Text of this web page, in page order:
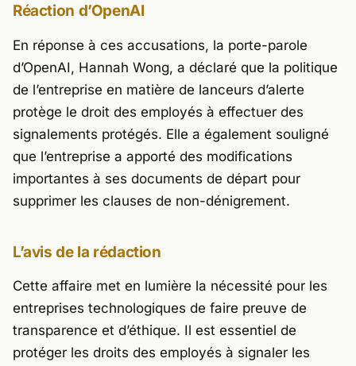
Réaction d’OpenAI
En réponse à ces accusations, la porte-parole
d’OpenAI, Hannah Wong, a déclaré que la politique
de l’entreprise en matière de lanceurs d’alerte
protège le droit des employés à effectuer des
signalements protégés. Elle a également souligné
que l’entreprise a apporté des modifications
importantes à ses documents de départ pour
supprimer les clauses de non-dénigrement.
L’avis de la rédaction
Cette affaire met en lumière la nécessité pour les
entreprises technologiques de faire preuve de
transparence et d’éthique. Il est essentiel de
protéger les droits des employés à signaler les